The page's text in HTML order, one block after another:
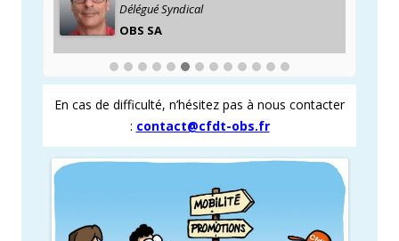
Délégué Syndical
OBS SA
En cas de difficulté, n’hésitez pas à nous contacter
: contact@cfdt-obs.fr